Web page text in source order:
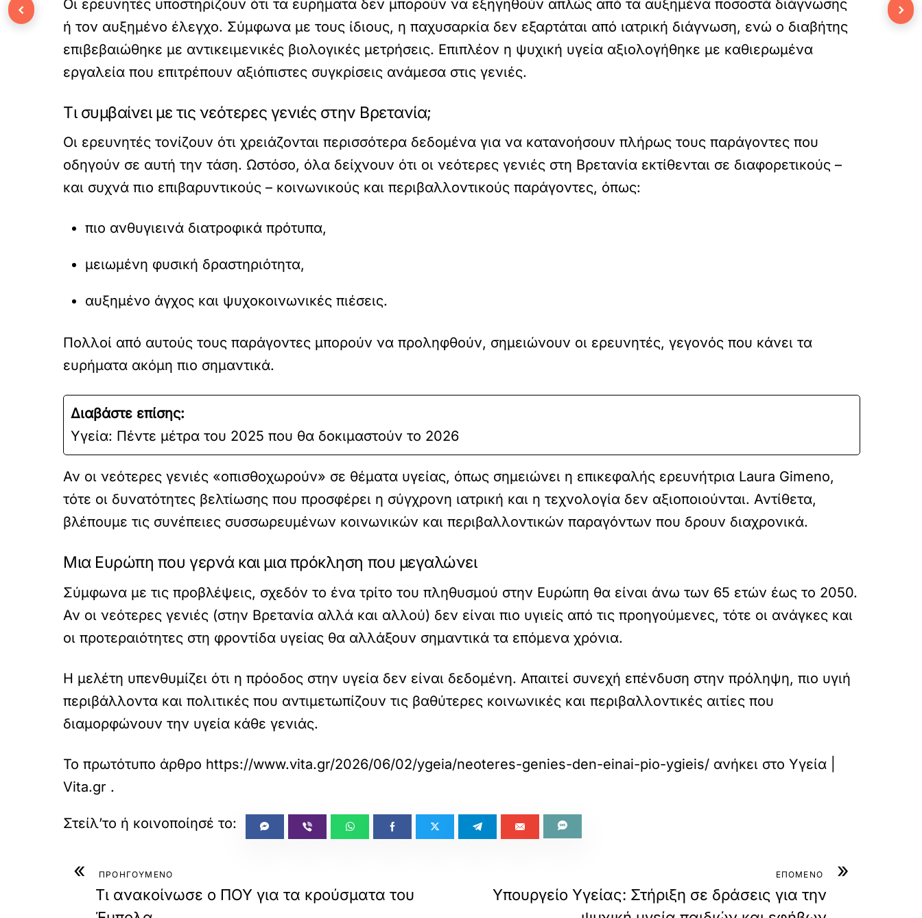
Οι ερευνητές υποστηρίζουν ότι τα ευρήματα δεν μπορούν να εξηγηθούν απλώς από τα αυξημένα ποσοστά διάγνωσης
ή τον αυξημένο έλεγχο. Σύμφωνα με τους ίδιους, η παχυσαρκία δεν εξαρτάται από ιατρική διάγνωση, ενώ ο διαβήτης
επιβεβαιώθηκε με αντικειμενικές βιολογικές μετρήσεις. Επιπλέον η ψυχική υγεία αξιολογήθηκε με καθιερωμένα
εργαλεία που επιτρέπουν αξιόπιστες συγκρίσεις ανάμεσα στις γενιές.
Τι συμβαίνει με τις νεότερες γενιές στην Βρετανία;
Οι ερευνητές τονίζουν ότι χρειάζονται περισσότερα δεδομένα για να κατανοήσουν πλήρως τους παράγοντες που
οδηγούν σε αυτή την τάση. Ωστόσο, όλα δείχνουν ότι οι νεότερες γενιές στη Βρετανία εκτίθενται σε διαφορετικούς –
και συχνά πιο επιβαρυντικούς – κοινωνικούς και περιβαλλοντικούς παράγοντες, όπως:
πιο ανθυγιεινά διατροφικά πρότυπα,
μειωμένη φυσική δραστηριότητα,
αυξημένο άγχος και ψυχοκοινωνικές πιέσεις.
Πολλοί από αυτούς τους παράγοντες μπορούν να προληφθούν, σημειώνουν οι ερευνητές, γεγονός που κάνει τα
ευρήματα ακόμη πιο σημαντικά.
Διαβάστε επίσης:
Υγεία: Πέντε μέτρα του 2025 που θα δοκιμαστούν το 2026
Αν οι νεότερες γενιές «οπισθοχωρούν» σε θέματα υγείας, όπως σημειώνει η επικεφαλής ερευνήτρια Laura Gimeno,
τότε οι δυνατότητες βελτίωσης που προσφέρει η σύγχρονη ιατρική και η τεχνολογία δεν αξιοποιούνται. Αντίθετα,
βλέπουμε τις συνέπειες συσσωρευμένων κοινωνικών και περιβαλλοντικών παραγόντων που δρουν διαχρονικά.
Μια Ευρώπη που γερνά και μια πρόκληση που μεγαλώνει
Σύμφωνα με τις προβλέψεις, σχεδόν το ένα τρίτο του πληθυσμού στην Ευρώπη θα είναι άνω των 65 ετών έως το 2050.
Αν οι νεότερες γενιές (στην Βρετανία αλλά και αλλού) δεν είναι πιο υγιείς από τις προηγούμενες, τότε οι ανάγκες και
οι προτεραιότητες στη φροντίδα υγείας θα αλλάξουν σημαντικά τα επόμενα χρόνια.
Η μελέτη υπενθυμίζει ότι η πρόοδος στην υγεία δεν είναι δεδομένη. Απαιτεί συνεχή επένδυση στην πρόληψη, πιο υγιή
περιβάλλοντα και πολιτικές που αντιμετωπίζουν τις βαθύτερες κοινωνικές και περιβαλλοντικές αιτίες που
διαμορφώνουν την υγεία κάθε γενιάς.
Το πρωτότυπο άρθρο https://www.vita.gr/2026/06/02/ygeia/neoteres-genies-den-einai-pio-ygieis/ ανήκει στο Υγεία |
Vita.gr .
« ΠΡΟΗΓΟΥΜΕΝΟ
Τι ανακοίνωσε ο ΠΟΥ για τα κρούσματα του
»
ΕΠΟΜΕΝΟ
Υπουργείο Υγείας: Στήριξη σε δράσεις για την
‹ ›